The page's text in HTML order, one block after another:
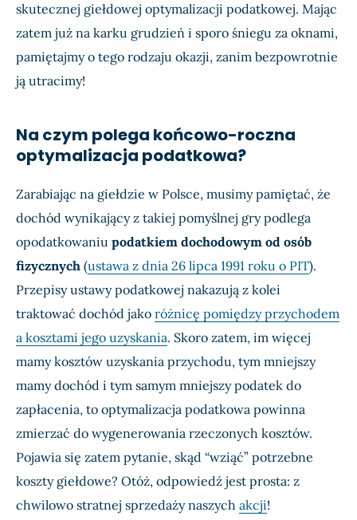
skutecznej giełdowej optymalizacji podatkowej. Mając
zatem już na karku grudzień i sporo śniegu za oknami,
pamiętajmy o tego rodzaju okazji, zanim bezpowrotnie
ją utracimy!
Na czym polega końcowo-roczna
optymalizacja podatkowa?
Zarabiając na giełdzie w Polsce, musimy pamiętać, że
dochód wynikający z takiej pomyślnej gry podlega
opodatkowaniu podatkiem dochodowym od osób
fizycznych (ustawa z dnia 26 lipca 1991 roku o PIT).
Przepisy ustawy podatkowej nakazują z kolei
traktować dochód jako różnicę pomiędzy przychodem
a kosztami jego uzyskania. Skoro zatem, im więcej
mamy kosztów uzyskania przychodu, tym mniejszy
mamy dochód i tym samym mniejszy podatek do
zapłacenia, to optymalizacja podatkowa powinna
zmierzać do wygenerowania rzeczonych kosztów.
Pojawia się zatem pytanie, skąd “wziąć” potrzebne
koszty giełdowe? Otóż, odpowiedź jest prosta: z
chwilowo stratnej sprzedaży naszych akcji!